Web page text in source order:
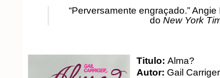
“Perversamente engraçado.”
do New York
Titulo: Alma?
Autor: Gail Carriger